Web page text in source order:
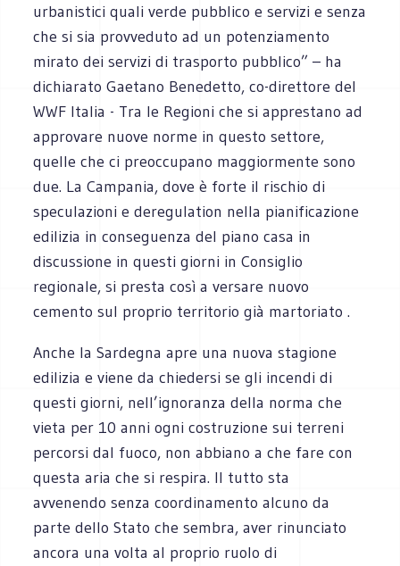
urbanistici quali verde pubblico e servizi e senza
che si sia provveduto ad un potenziamento
mirato dei servizi di trasporto pubblico” – ha
dichiarato Gaetano Benedetto, co-direttore del
WWF Italia - Tra le Regioni che si apprestano ad
approvare nuove norme in questo settore,
quelle che ci preoccupano maggiormente sono
due. La Campania, dove è forte il rischio di
speculazioni e deregulation nella pianificazione
edilizia in conseguenza del piano casa in
discussione in questi giorni in Consiglio
regionale, si presta così a versare nuovo
cemento sul proprio territorio già martoriato .
Anche la Sardegna apre una nuova stagione
edilizia e viene da chiedersi se gli incendi di
questi giorni, nell’ignoranza della norma che
vieta per 10 anni ogni costruzione sui terreni
percorsi dal fuoco, non abbiano a che fare con
questa aria che si respira. Il tutto sta
avvenendo senza coordinamento alcuno da
parte dello Stato che sembra, aver rinunciato
ancora una volta al proprio ruolo di